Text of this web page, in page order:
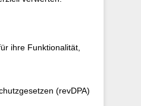
ihre Funktionalität,
(revDPA)